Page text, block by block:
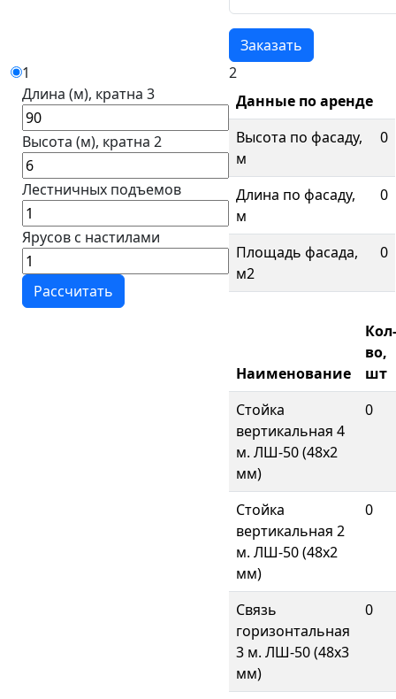
1
Длина (м), кратна 3
Высота (м), кратна 2
Лестничных подъемов
Ярусов с настилами
2
Данные по аренде
Высота по фасаду,
м
0
Длина по фасаду,
м
0
Площадь фасада,
м2
0
Наименование
Кол-
во,
шт
Стойка
вертикальная 4
м. ЛШ-50 (48х2
мм)
0
Стойка
вертикальная 2
м. ЛШ-50 (48х2
мм)
0
Связь
горизонтальная
3 м. ЛШ-50 (48х3
мм)
0